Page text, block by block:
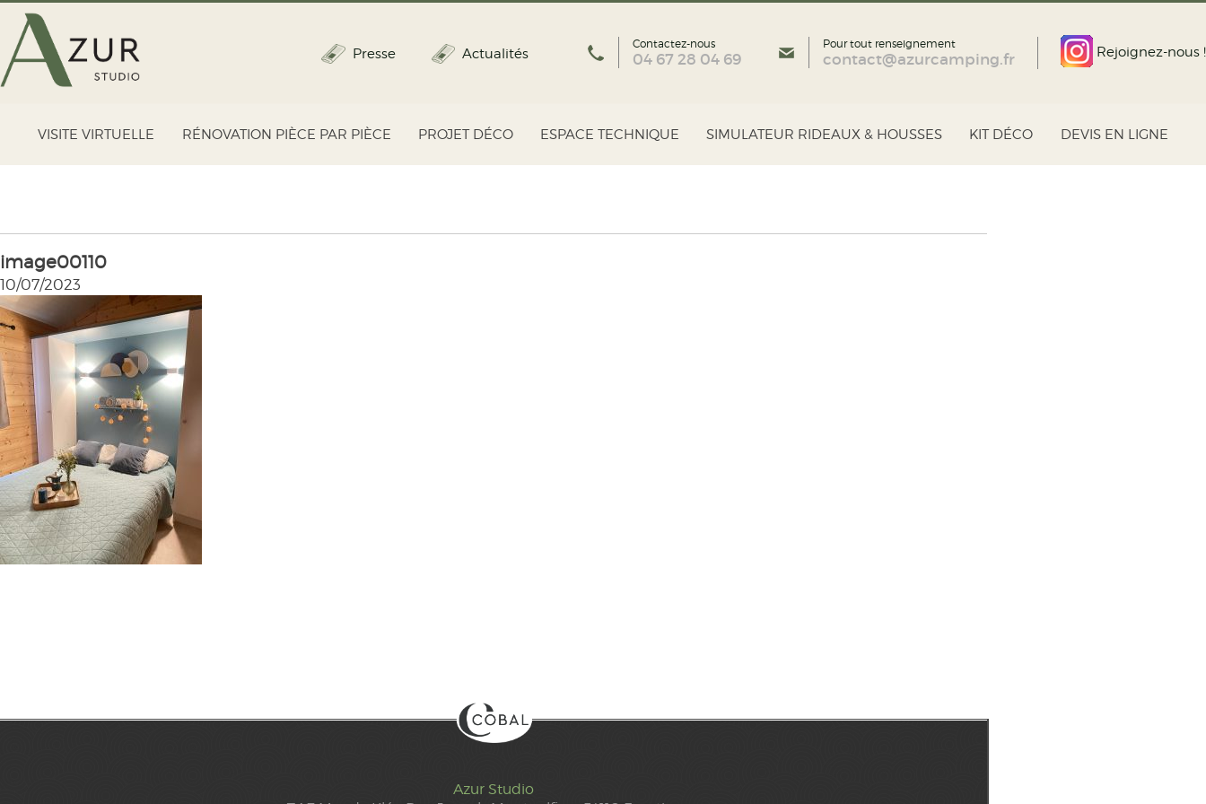
Rejoignez-nous !
Pour tout renseignement
contact@azurcamping.fr
Contactez-nous
04 67 28 04 69
Presse Actualités
VISITE VIRTUELLE RÉNOVATION PIÈCE PAR PIÈCE PROJET DÉCO ESPACE TECHNIQUE SIMULATEUR RIDEAUX & HOUSSES KIT DÉCO DEVIS EN LIGNE
image00110
10/07/2023
Azur Studio